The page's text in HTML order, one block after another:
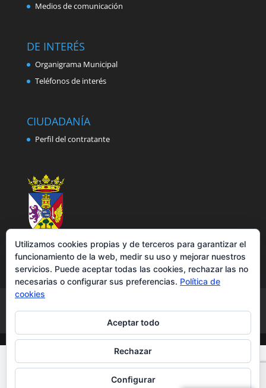
Medios de comunicación
DE INTERÉS
Organigrama Municipal
Teléfonos de interés
CIUDADANÍA
Perfil del contratante
Política de cookies
Accesibilidad
Utilizamos cookies propias y de terceros para garantizar el
funcionamiento de la web, medir su uso y mejorar nuestros
servicios. Puede aceptar todas las cookies, rechazar las no
necesarias o configurar sus preferencias. Política de
cookies
Aceptar todo
Rechazar
Configurar